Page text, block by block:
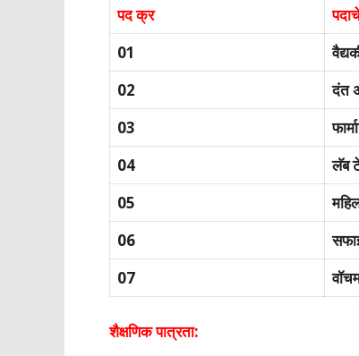
पद क्र
01
02
दंत
03
04
लॅब
05
06
07
शैक्षणिक पात्रता: